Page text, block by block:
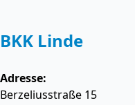
BKK Linde
Adresse:
Berzeliusstraße 15